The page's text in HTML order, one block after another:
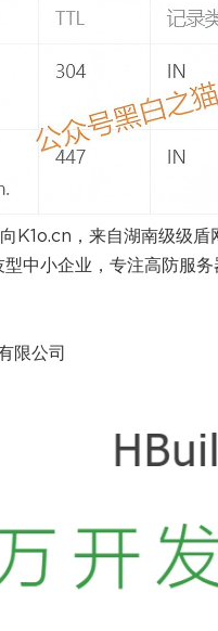
K1o.cn，来自湖南级级盾
中小企业，专注高防服
限公司